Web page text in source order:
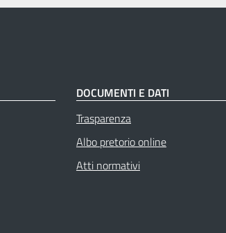
DOCUMENTI E DATI
Trasparenza
Albo pretorio online
Atti normativi